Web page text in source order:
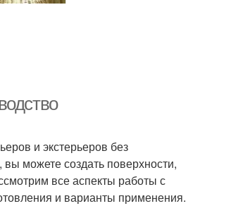
и экстерьеров без
можете создать поверхности,
все аспекты работы с
и варианты применения.